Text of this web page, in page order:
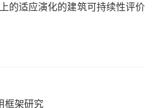
的适应演化的建筑可持续性评价
框架研究